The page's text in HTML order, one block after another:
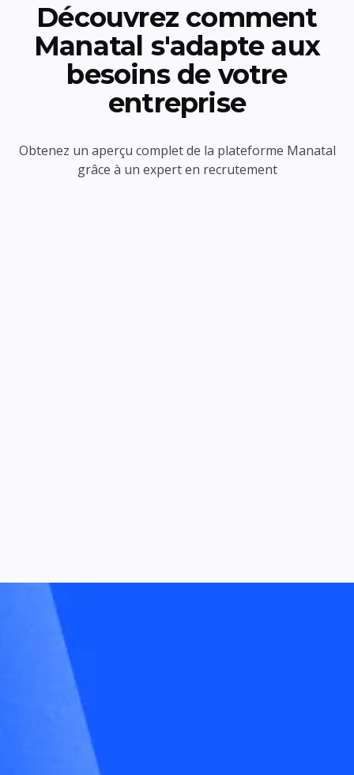
Découvrez comment
Manatal s'adapte aux
besoins de votre
entreprise
Obtenez un aperçu complet de la plateforme Manatal
grâce à un expert en recrutement